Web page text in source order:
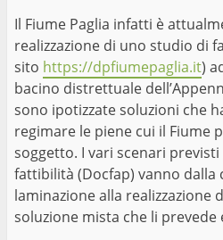
Il Fiume Paglia infatti è
realizzazione di uno studio di
sito https://dpfiumepaglia.it)
bacino distrettuale
sono ipotizzate soluzioni che
regimare le piene cui il Fiume
soggetto. I vari scenari
fattibilità (Docfap) vanno dalla
laminazione alla realizzazione
soluzione mista che li prevede